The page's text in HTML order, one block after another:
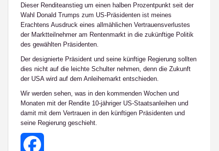
Dieser Renditeanstieg um einen halben Prozentpunkt seit der
Wahl Donald Trumps zum US-Präsidenten ist meines
Erachtens Ausdruck eines allmählichen Vertrauensverlustes
der Marktteilnehmer am Rentenmarkt in die zukünftige Politik
des gewählten Präsidenten.
Der designierte Präsident und seine künftige Regierung sollten
dies nicht auf die leichte Schulter nehmen, denn die Zukunft
der USA wird auf dem Anleihemarkt entschieden.
Wir werden sehen, was in den kommenden Wochen und
Monaten mit der Rendite 10-jähriger US-Staatsanleihen und
damit mit dem Vertrauen in den künftigen Präsidenten und
seine Regierung geschieht.